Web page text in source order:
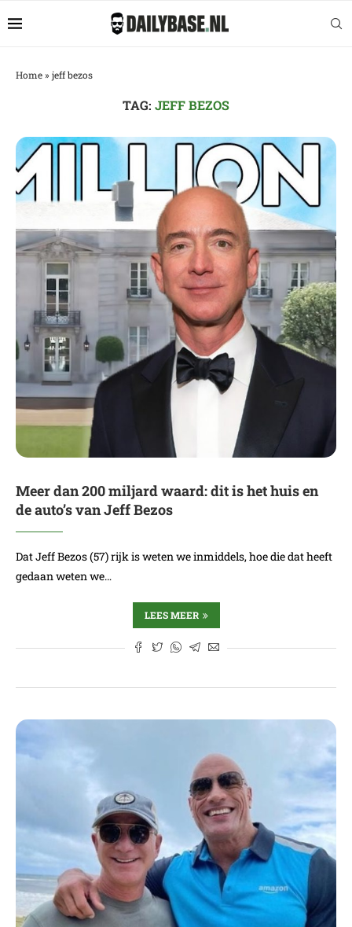
Home» jeff bezos
TAG: JEFF BEZOS
Meer dan 200 miljard waard: dit is het huis en
de auto’s van Jeff Bezos
Dat Jeff Bezos (57) rijk is weten we inmiddels, hoe die dat heeft
gedaan weten we…
LEES MEER